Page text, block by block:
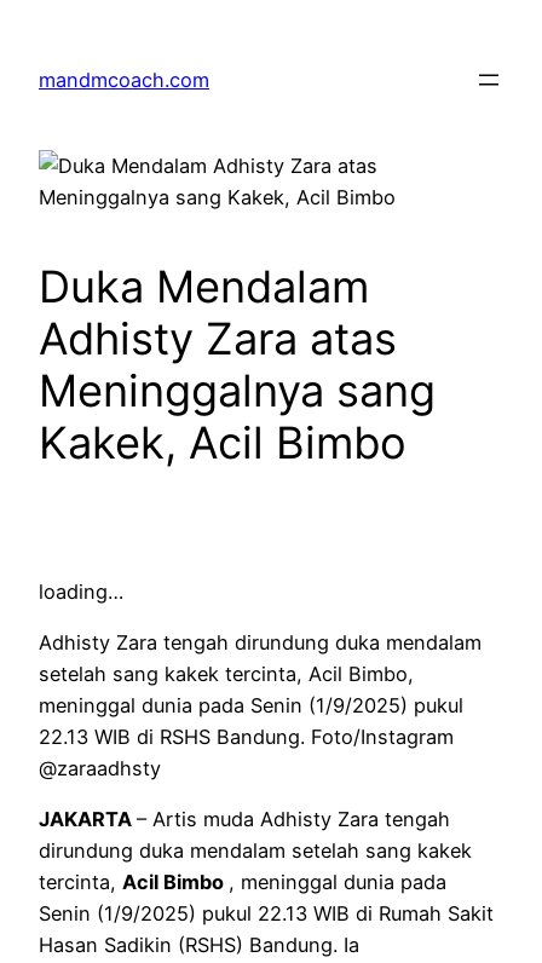
content
mandmcoach.com
Duka Mendalam
Adhisty Zara atas
Meninggalnya sang
Kakek, Acil Bimbo
loading…
Adhisty Zara tengah dirundung duka mendalam
setelah sang kakek tercinta, Acil Bimbo,
meninggal dunia pada Senin (1/9/2025) pukul
22.13 WIB di RSHS Bandung. Foto/Instagram
@zaraadhsty
JAKARTA – Artis muda Adhisty Zara tengah
dirundung duka mendalam setelah sang kakek
tercinta, Acil Bimbo , meninggal dunia pada
Senin (1/9/2025) pukul 22.13 WIB di Rumah Sakit
Hasan Sadikin (RSHS) Bandung. Ia